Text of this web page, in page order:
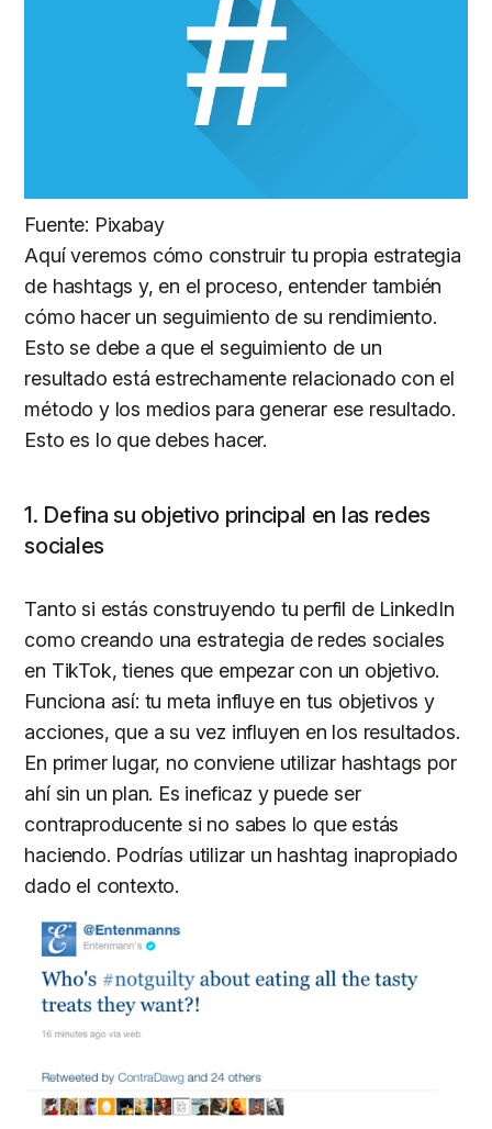
Fuente: Pixabay
Aquí veremos cómo construir tu propia estrategia
de hashtags y, en el proceso, entender también
cómo hacer un seguimiento de su rendimiento.
Esto se debe a que el seguimiento de un
resultado está estrechamente relacionado con el
método y los medios para generar ese resultado.
Esto es lo que debes hacer.
1. Defina su objetivo principal en las redes
sociales
Tanto si estás construyendo tu perfil de LinkedIn
como creando una estrategia de redes sociales
en TikTok, tienes que empezar con un objetivo.
Funciona así: tu meta influye en tus objetivos y
acciones, que a su vez influyen en los resultados.
En primer lugar, no conviene utilizar hashtags por
ahí sin un plan. Es ineficaz y puede ser
contraproducente si no sabes lo que estás
haciendo. Podrías utilizar un hashtag inapropiado
dado el contexto.